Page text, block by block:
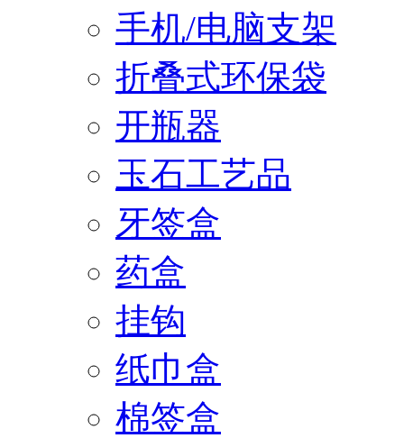
手机/电脑支架
折叠式环保袋
开瓶器
玉石工艺品
牙签盒
药盒
挂钩
纸巾盒
棉签盒